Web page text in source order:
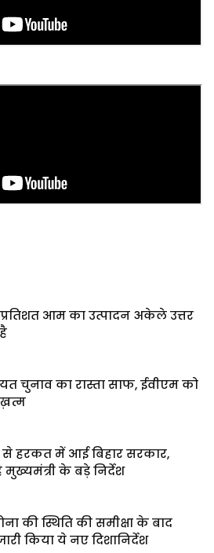
आम का उत्पादन अकेले उत्तर
चुनाव का रास्ता साफ, ईवीएम को
से हरकत में आई बिहार सरकार,
मुख्यमंत्री के बड़े निर्देश
की स्थिति की समीक्षा के बाद
किया ये नए दिशानिर्देश